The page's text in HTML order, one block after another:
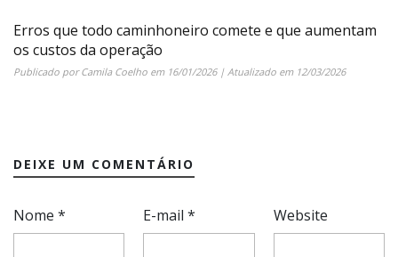
Erros que todo caminhoneiro comete e que aumentam
os custos da operação
Publicado porCamila Coelho em 16/01/2026| Atualizado em 12/03/2026
DEIXE UM COMENTÁRIO
Nome * E-mail* Website